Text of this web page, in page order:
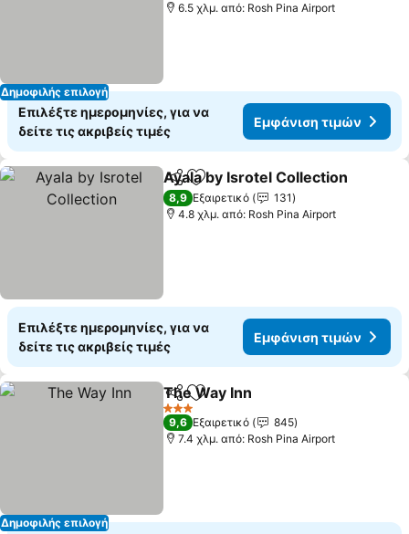
Δημοφιλής επιλογή
6.5 χλμ. από: Rosh Pina Airport
Επιλέξτε ημερομηνίες, για να
δείτε τις ακριβείς τιμές
Εμφάνιση τιμών
Κοινοποίηση
Προσθήκη στα αγαπημένα
Ayala by Isrotel Collection
8,9 Εξαιρετικό
131
4.8 χλμ. από: Rosh Pina Airport
Επιλέξτε ημερομηνίες, για να
δείτε τις ακριβείς τιμές
Εμφάνιση τιμών
Δημοφιλής επιλογή
Κοινοποίηση
Προσθήκη στα αγαπημένα
The Way Inn
3 Αστέρια
9,6 Εξαιρετικό
845
7.4 χλμ. από: Rosh Pina Airport